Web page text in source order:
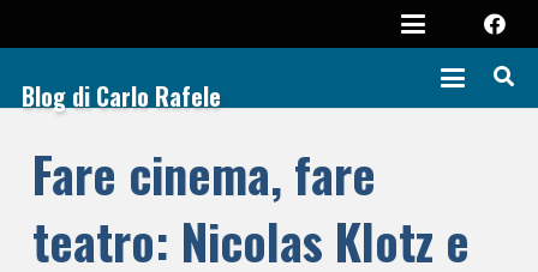
Blog di Carlo Rafele
Fare cinema, fare
teatro: Nicolas Klotz e